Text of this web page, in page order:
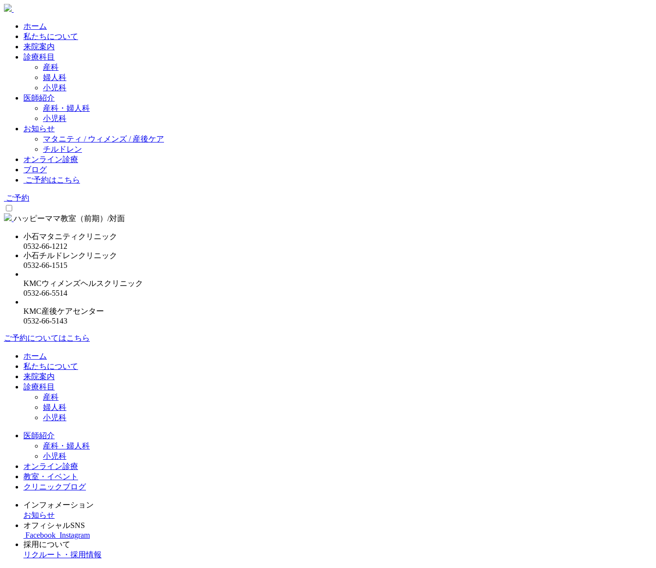
ホーム
私たちについて
来院案内
診療科目
産科
婦人科
小児科
医師紹介
産科・婦人科
小児科
お知らせ
マタニティ / ウィメンズ / 産後ケア
チルドレン
オンライン診療
ブログ
ご予約はこちら
ご予約
ハッピーママ教室（前期）/対面
小石マタニティクリニック
0532-66-1212
小石チルドレンクリニック
0532-66-1515
KMCウィメンズヘルスクリニック
0532-66-5514
KMC産後ケアセンター
0532-66-5143
ご予約についてはこちら
ホーム
私たちについて
来院案内
診療科目
産科
婦人科
小児科
医師紹介
産科・婦人科
小児科
オンライン診療
教室・イベント
クリニックブログ
インフォメーション
お知らせ
オフィシャルSNS
Facebook Instagram
採用について
リクルート・採用情報